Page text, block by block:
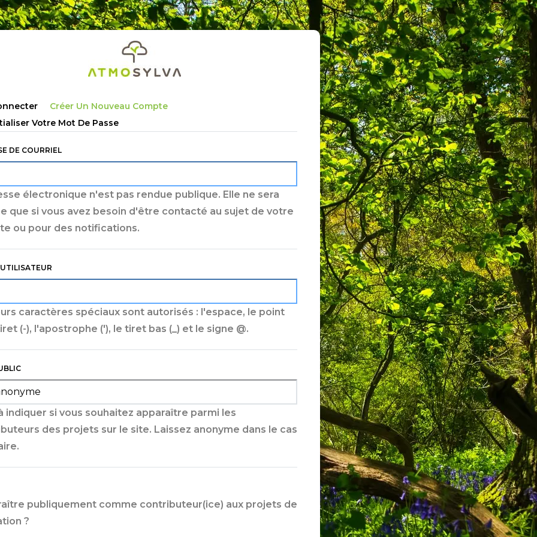
Créer Un Nouveau Compte
Votre Mot De Passe
DE COURRIEL
électronique n'est pas rendue publique. Elle ne sera
que si vous avez besoin d'être contacté au sujet de votre
ou pour des notifications.
caractères spéciaux sont autorisés : l'espace, le point
(-), l'apostrophe ('), le tiret bas (_) et le signe @.
indiquer si vous souhaitez apparaître parmi les
des projets sur le site. Laissez anonyme dans le cas
publiquement comme contributeur(ice) aux projets de
?